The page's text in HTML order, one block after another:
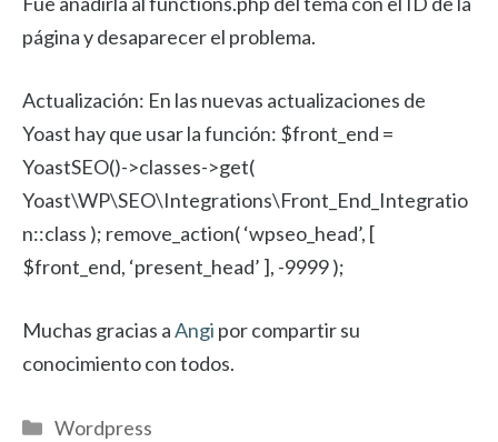
página y desaparecer el problema.
Actualización: En las nuevas actualizaciones de
Yoast hay que usar la función: $front_end =
YoastSEO()->classes->get(
Yoast\WP\SEO\Integrations\Front_End_Integratio
n::class ); remove_action( ‘wpseo_head’, [
$front_end, ‘present_head’ ], -9999 );
Muchas gracias aAngi por compartir su
conocimiento con todos.
Categorías
Wordpress